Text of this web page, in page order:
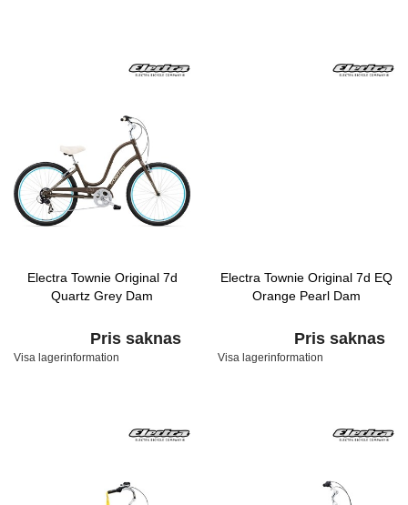
Electra Townie Original 7d
Quartz Grey Dam
Pris saknas
Visa lagerinformation
Electra Townie Original 7d EQ
Orange Pearl Dam
Pris saknas
Visa lagerinformation